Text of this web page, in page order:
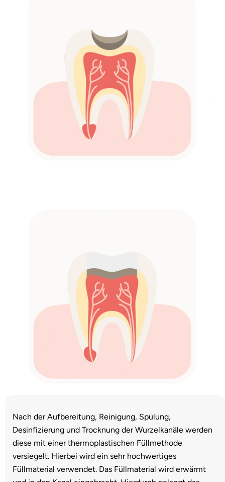
Nach der Aufbereitung, Reinigung, Spülung,
Desinfizierung und Trocknung der Wurzelkanäle werden
diese mit einer thermoplastischen Füllmethode
versiegelt. Hierbei wird ein sehr hochwertiges
Füllmaterial verwendet. Das Füllmaterial wird erwärmt